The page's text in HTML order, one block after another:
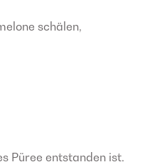
schälen,
Püree entstanden ist.